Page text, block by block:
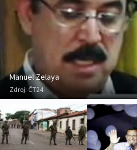
Manuel Zelaya
Zdroj: ČT24